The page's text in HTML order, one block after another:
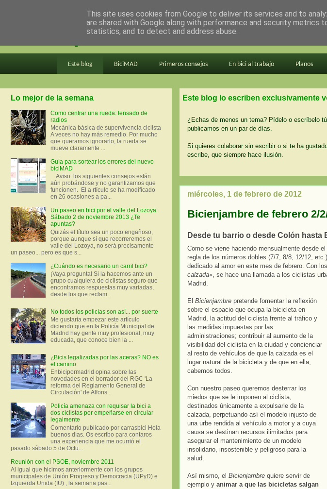
en bici por madrid
Este blog BiciMAD Primeros consejos En bici al trabajo Planos
Este blog lo escriben exclusivamente
¿Echas de menos un tema? Pídelo o escríbelo
publicamos en un par de días.
Si quieres colaborar sin escribir o si te ha
escribe, que siempre hace ilusión.
miércoles, 1 de febrero de 2012
Bicienjambre de febrero 2/
Desde tu barrio o desde Colón hasta
Como se viene haciendo mensualmente desde
regla de los números dobles (7/7, 8/8, 12/12,
dedicado al amor en este mes de febrero. Con
calzada», se hace una llamada a los ciclistas
Madrid.
El Bicienjambre pretende fomentar la reflexión
sobre el espacio que ocupa la bicicleta en
Madrid, la actitud del ciclista frente al tráfico y
las medidas impuestas por las
administraciones; contribuir al aumento de la
visibilidad del ciclista en la ciudad y concienciar
al resto de vehículos de que la calzada es el
lugar natural de la bicicleta y de que en ella,
cabemos todos.
Con nuestro paseo queremos desterrar los
miedos que se le imponen al ciclista,
destinados únicamente a expulsarle de la
calzada, perpetuando así el modelo injusto de
una urbe rendida al vehículo a motor y a cuya
causa se destinan recursos ilimitados para
asegurar el mantenimiento de un modelo
insolidario, insostenible y peligroso para la
salud.
Así mismo, el Bicienjambre quiere servir de
ejemplo y animar a que las bicicletas salgan
Lo mejor de la semana
Como centrar una rueda: tensado de
radios
Mecánica básica de supervivencia ciclista
A veces no hay más remedio. Por mucho
que queramos ignorarlo, la rueda se
mueve claramente ...
Guía para sortear los errores del nuevo
biciMAD
Aviso: los siguientes consejos están
aún probándose y no garantizamos que
funcionen. El a rtículo se ha modificado
en 26 ocasiones a pa...
Un paseo en bici por el valle del Lozoya.
Sábado 2 de noviembre 2013 ¿Te
apuntas?
Quizás el título sea un poco engañoso,
porque aunque sí que recorreremos el
valle del Lozoya, no será precisamente
un paseo... pero es que s...
¿Cuándo es necesario un carril bici?
¡Vaya pregunta! Si la hacemos ante un
grupo cualquiera de ciclistas seguro que
encontramos respuestas muy variadas,
desde los que reclam...
No todos los policías son así... por suerte
Me gustaría empezar este artículo
diciendo que en la Policía Municipal de
Madrid hay gente muy profesional, muy
educada, que conoce bien la ...
¿Bicis legalizadas por las aceras? NO es
el camino
Enbicipormadrid opina sobre las
novedades en el borrador del RGC 'La
reforma del Reglamento General de
Circulación' de Alfons...
Policía amenaza con requisar la bici a
dos ciclistas por empeñarse en circular
legalmente
Comentario publicado por carrasbici Hola
buenos días. Os escribo para contaros
una experiencia que me ocurrió el
pasado sábado 5 de Octu...
Reunión con el PSOE, noviembre 2011
Al igual que hicimos anteriormente con los grupos
municipales de Unión Progreso y Democracia (UPyD) e
Izquierda Unida (IU) , la semana pas...
This site uses cookies from Google to deliver its services and to
are shared with Google along with performance and security metrics
statistics, and to detect and address abuse.